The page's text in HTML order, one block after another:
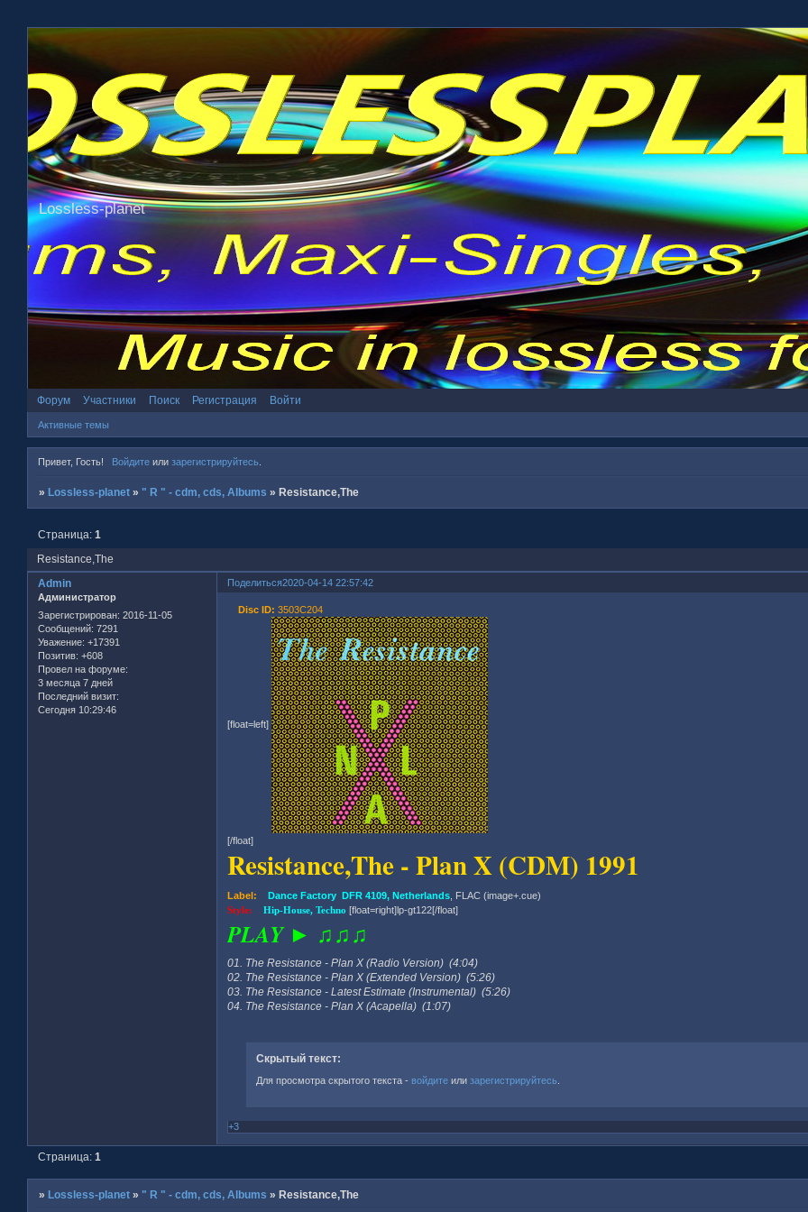
Lossless-planet
Форум Участники Поиск Регистрация Войти
Активные темы
Привет, Гость! Войдитеили зарегистрируйтесь.
» Lossless-planet » " R " - cdm, cds, Albums » Resistance,The
Resistance,The
Страница:1
Поделиться2020-04-14 22:57:42
Admin
Администратор
Зарегистрирован: 2016-11-05
Сообщений: 7291
Уважение: +17391
Позитив: +608
Провел на форуме:
3 месяца 7 дней
Последний визит:
Сегодня 10:29:46
Disc ID: 3503C204
[float=left]
[/float]
Resistance,The - Plan X (CDM) 1991
Label: Dance Factory DFR 4109, Netherlands , FLAC (image+.cue)
Style:Hip-House, Techno[float=right]lp-gt122[/float]
PLAY ► ♫♫♫
01. The Resistance - Plan X (Radio Version) (4:04)
02. The Resistance - Plan X (Extended Version) (5:26)
03. The Resistance - Latest Estimate (Instrumental) (5:26)
04. The Resistance - Plan X (Acapella) (1:07)
Скрытый текст:
Для просмотра скрытого текста - войдитеили зарегистрируйтесь
+3
Страница:1
»Lossless-planet » " R " - cdm, cds, Albums »Resistance,The